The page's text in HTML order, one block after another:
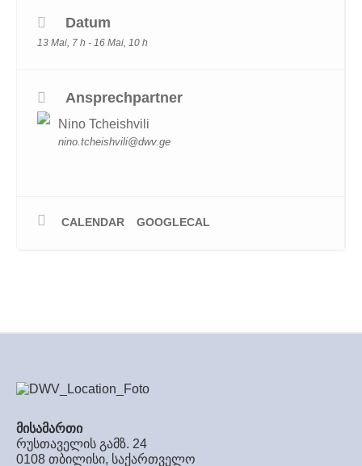
Datum
13 Mai, 7 h - 16 Mai, 10 h
Ansprechpartner
Nino Tcheishvili
nino.tcheishvili@dwv.ge
CALENDAR GOOGLECAL
მისამართი
რუსთაველის გამზ. 24
0108 თბილისი, საქართველო